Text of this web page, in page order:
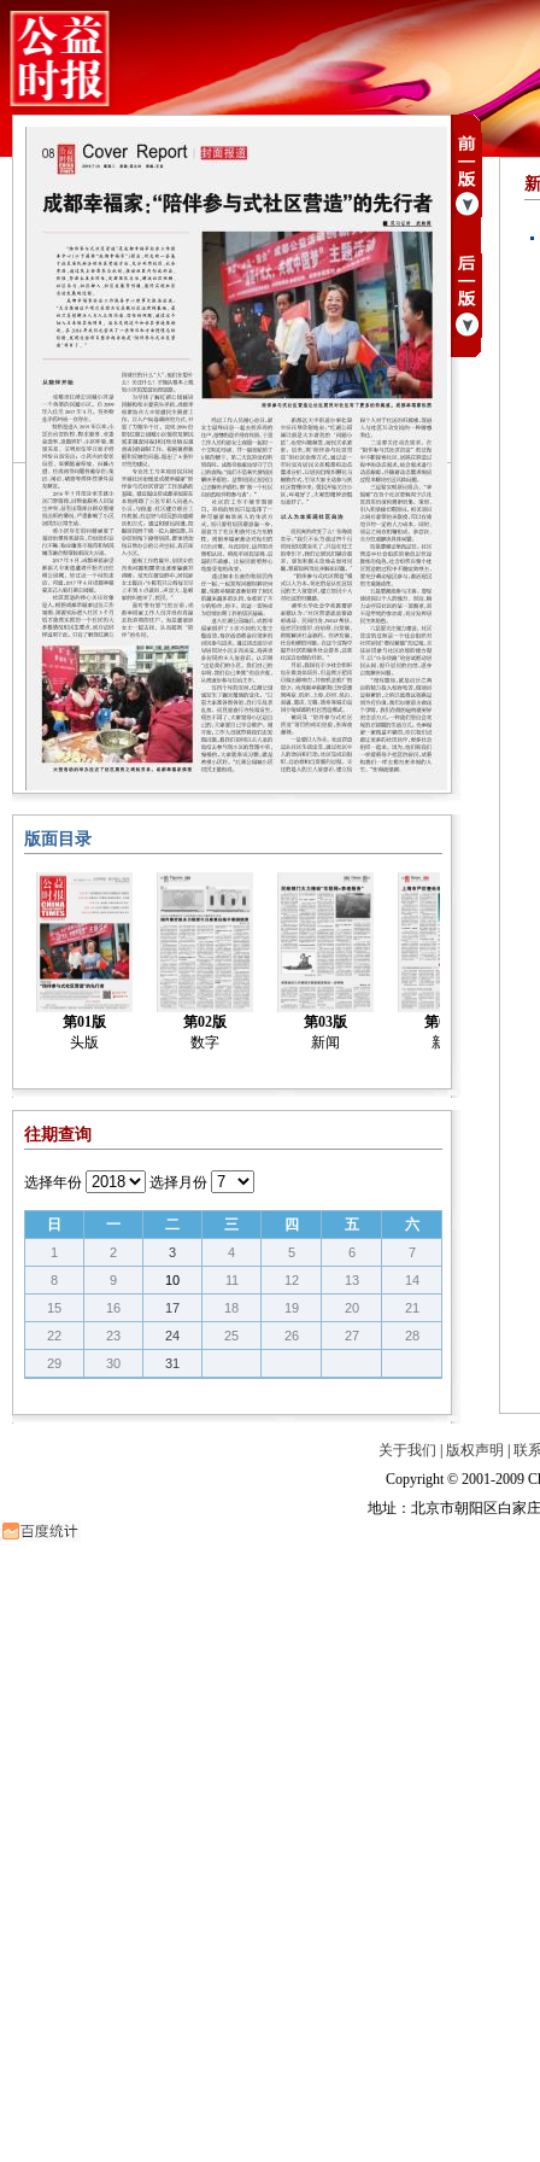
版面目录
第01版
头版
第02版
数字
第03版
新闻
第04版
新闻
往期查询
选择年份 选择月份
日 一 二 三 四 五 六
1 2 3 4 5 6
7
8
9 10 11 12 13
14
15
16 17 18 19 20
21
22
23 24 25 26 27
28
29
30 31
关于我们 版权声明
联
Copyright © 2001-2009
地址：北京市朝阳区白家